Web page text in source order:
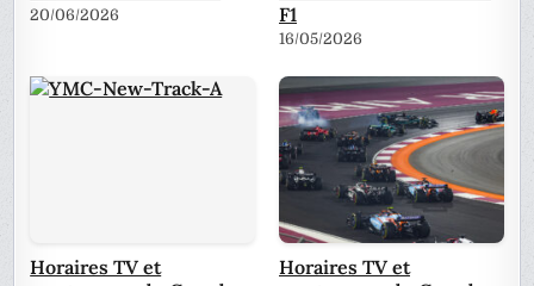
20/06/2026
F1
16/05/2026
Horaires TV et
Horaires TV et